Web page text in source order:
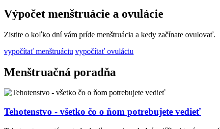
Výpočet menštruácie a ovulácie
Zistite o koľko dní vám príde menštruácia a kedy začínate ovulovať.
vypočítať menštruáciu vypočítať ovuláciu
Menštruačná poradňa
Tehotenstvo - všetko čo o ňom potrebujete vedieť